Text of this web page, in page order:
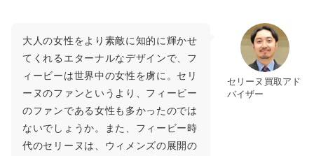
セリーヌ買取アド
バイザー
大人の女性をより素敵に知的に輝かせ
てくれるエターナルなデザインで、フ
ィービーは世界中の女性を虜に。セリ
ーヌのファンというより、フィービー
のファンである女性も多かったのでは
ないでしょうか。また、フィービー時
代のセリーヌは、ウィメンズの展開の